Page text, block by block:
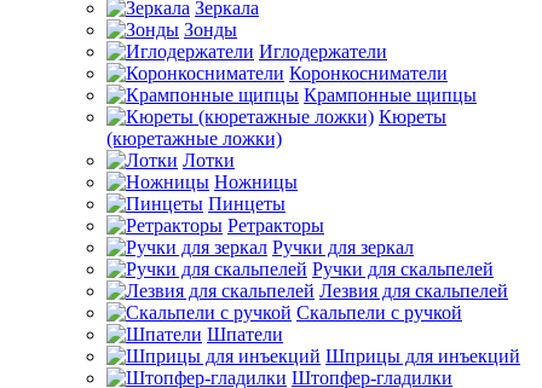
Зеркала
Зонды
Иглодержатели
Коронкосниматели
Крампонные щипцы
Кюреты
(кюретажные ложки)
Лотки
Ножницы
Пинцеты
Ретракторы
Ручки для зеркал
Ручки для скальпелей
Лезвия для скальпелей
Скальпели с ручкой
Шпатели
Шприцы для инъекций
Штопфер-гладилки